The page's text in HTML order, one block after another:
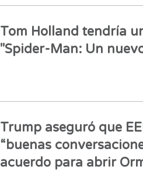
Tom Holland tendría
"Spider-Man: Un
Trump aseguró que
“buenas
acuerdo para abrir